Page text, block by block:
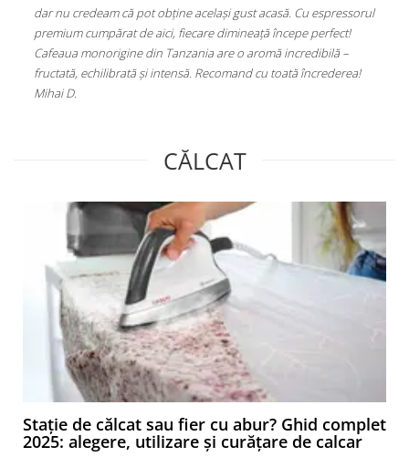
dar nu credeam că pot obține același gust acasă. Cu espressorul
premium cumpărat de aici, fiecare dimineață începe perfect!
Cafeaua monorigine din Tanzania are o aromă incredibilă –
fructată, echilibrată și intensă. Recomand cu toată încrederea!
Mihai D.
CĂLCAT
Stație de călcat sau fier cu abur? Ghid complet
2025: alegere, utilizare și curățare de calcar